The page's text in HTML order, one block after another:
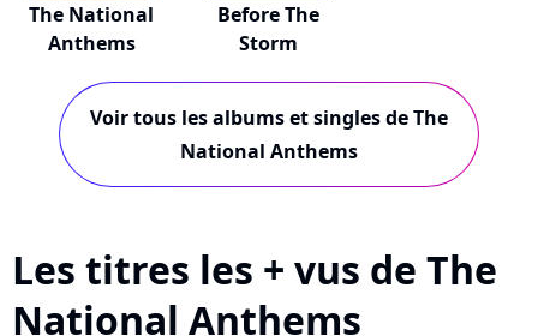
The National
Anthems
Before The
Storm
Voir tous les albums et singles de The
National Anthems
Les titres les + vus de The
National Anthems